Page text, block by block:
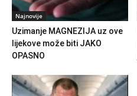
Najnovije
Uzimanje MAGNEZIJA uz ove
lijekove može biti JAKO
OPASNO